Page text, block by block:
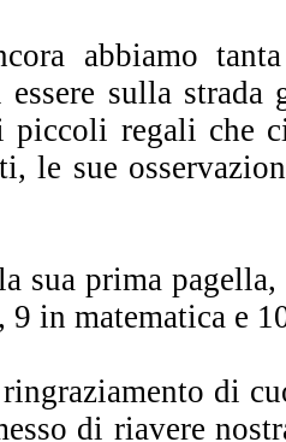
abbiamo
sulla strada
regali che
le sue
sua prima pagella,
in matematica e
di
di riavere